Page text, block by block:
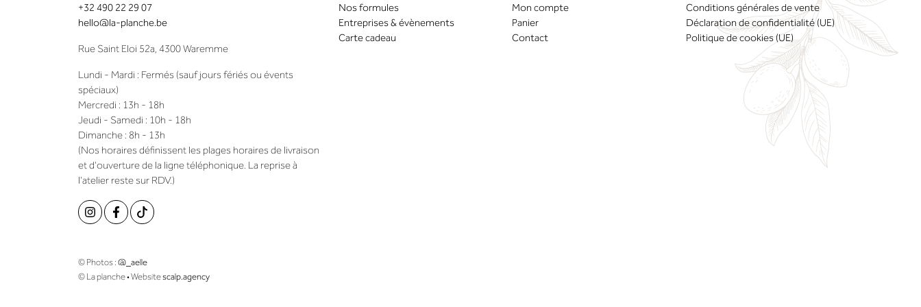
+32 490 22 29 07
hello@la-planche.be
Rue Saint Eloi 52a, 4300 Waremme
Lundi - Mardi : Fermés (sauf jours fériés ou évents
spéciaux)
Mercredi : 13h - 18h
Jeudi - Samedi : 10h - 18h
Dimanche : 8h - 13h
(Nos horaires définissent les plages horaires de livraison
et d'ouverture de la ligne téléphonique. La reprise à
l'atelier reste sur RDV.)
Nos formules
Entreprises & évènements
Carte cadeau
Mon compte
Panier
Contact
Conditions générales de vente
Déclaration de confidentialité (UE)
Politique de cookies (UE)
© Photos :@_aelle
© La planche • Websitescalp.agency